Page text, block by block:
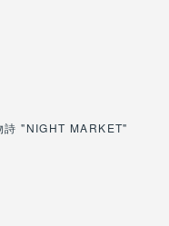
"NIGHT MARKET"